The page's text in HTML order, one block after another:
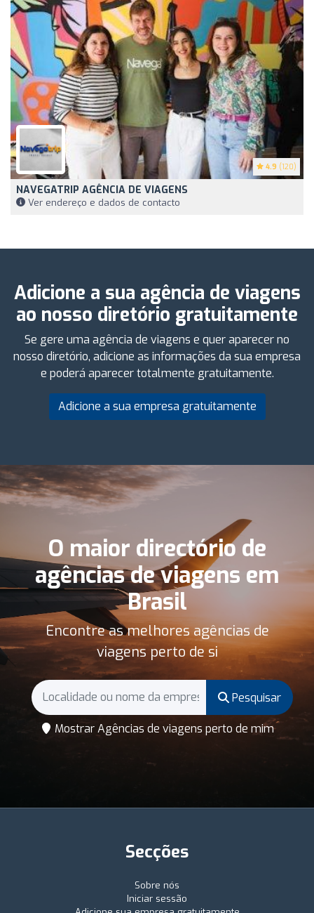
4.9 (120)
NAVEGATRIP AGÊNCIA DE VIAGENS
Ver endereço e dados de contacto
Adicione a sua agência de viagens
ao nosso diretório gratuitamente
Se gere uma agência de viagens e quer aparecer no
nosso diretório, adicione as informações da sua empresa
e poderá aparecer totalmente gratuitamente.
Adicione a sua empresa gratuitamente
O maior directório de
agências de viagens em
Brasil
Encontre as melhores agências de
viagens perto de si
Pesquisar
Mostrar Agências de viagens perto de mim
Secções
Sobre nós
Iniciar sessão